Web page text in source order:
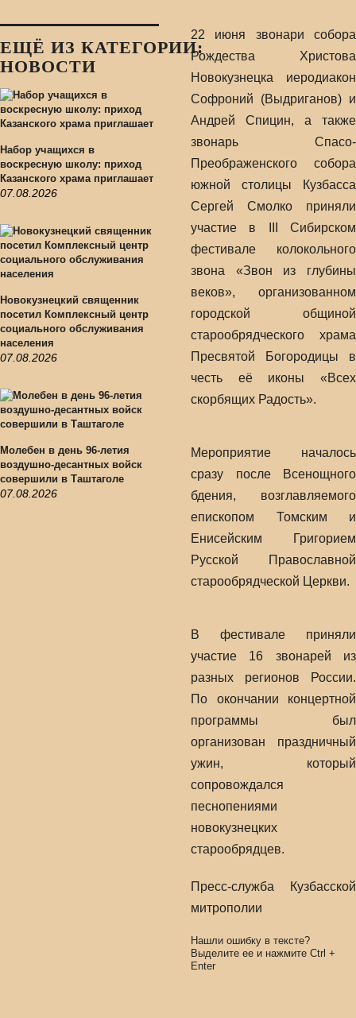
ЕЩЁ ИЗ КАТЕГОРИИ:
НОВОСТИ
Набор учащихся в
воскресную школу: приход
Казанского храма приглашает
07.08.2026
Новокузнецкий священник
посетил Комплексный центр
социального обслуживания
населения
07.08.2026
Молебен в день 96-летия
воздушно-десантных войск
совершили в Таштаголе
07.08.2026
22 июня звонари собора
Рождества Христова
Новокузнецка иеродиакон
Софроний (Выдриганов) и
Андрей Спицин, а также
звонарь Спасо-
Преображенского собора
южной столицы Кузбасса
Сергей Смолко приняли
участие в III Сибирском
фестивале колокольного
звона «Звон из глубины
веков», организованном
городской общиной
старообрядческого храма
Пресвятой Богородицы в
честь её иконы «Всех
скорбящих Радость».
Мероприятие началось
сразу после Всенощного
бдения, возглавляемого
епископом Томским и
Енисейским Григорием
Русской Православной
старообрядческой Церкви.
В фестивале приняли
участие 16 звонарей из
разных регионов России.
По окончании концертной
программы был
организован праздничный
ужин, который
сопровождался
песнопениями
новокузнецких
старообрядцев.
Пресс-служба Кузбасской
митрополии
Нашли ошибку в тексте?
Выделите ее и нажмите Ctrl +
Enter